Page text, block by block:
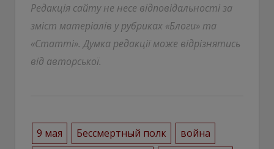
Редакція сайту не несе відповідальності за
зміст матеріалів у рубриках «Блоги» та
«Статті». Думка редакції може відрізнятись
від авторської.
9 мая Бессмертный полк
война